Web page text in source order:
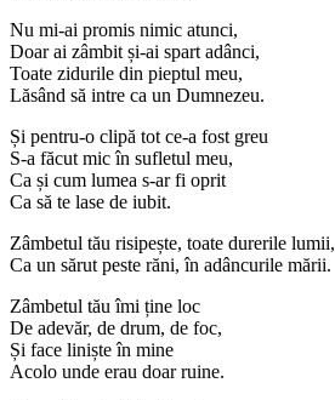
Nu mi-ai promis nimic atunci,
Doar ai zâmbit și-ai spart adânci,
Toate zidurile din pieptul meu,
Lăsând să intre ca un Dumnezeu.
Și pentru-o clipă tot ce-a fost greu
S-a făcut mic în sufletul meu,
Ca și cum lumea s-ar fi oprit
Ca să te lase de iubit.
Zâmbetul tău risipește, toate durerile lumii,
Ca un sărut peste răni, în adâncurile mării.
Zâmbetul tău îmi ține loc
De adevăr, de drum, de foc,
Și face liniște în mine
Acolo unde erau doar ruine.